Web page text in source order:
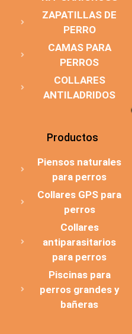
ZAPATILLAS DE
PERRO
CAMAS PARA
PERROS
COLLARES
ANTILADRIDOS
Productos
Piensos naturales
para perros
Collares GPS para
perros
Collares
antiparasitarios
para perros
Piscinas para
perros grandes y
bañeras